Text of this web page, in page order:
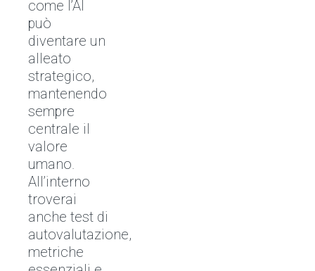
come l’AI
può
diventare un
alleato
strategico,
mantenendo
sempre
centrale il
valore
umano.
All’interno
troverai
anche test di
autovalutazione,
metriche